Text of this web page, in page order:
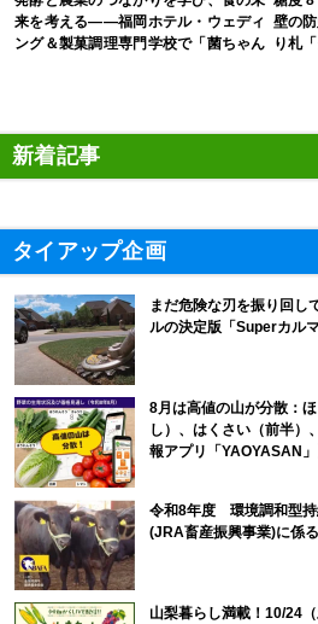
来を考える――福岡ホテル・ウェディ
ング＆製菓調理専門学校で「菌ちゃん
壁の
り札
新着記事
タイアップ企画
まだ危険な刃を振り回し
ルの決定版「Superカル
8月は高値の山が分散：
し）、はくさい（前半）
報アプリ「YAOYASAN」
令和8年度 環境調和型持
(JRA畜産振興事業)に係
山梨暮らし満載！10/24